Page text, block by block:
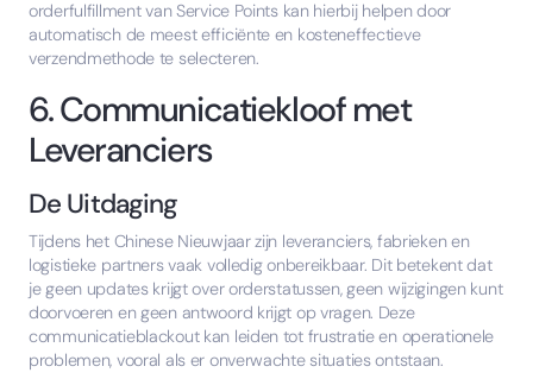
orderfulfillment van Service Points kan hierbij helpen door
automatisch de meest efficiënte en kosteneffectieve
verzendmethode te selecteren.
6. Communicatiekloof met
Leveranciers
De Uitdaging
Tijdens het Chinese Nieuwjaar zijn leveranciers, fabrieken en
logistieke partners vaak volledig onbereikbaar. Dit betekent dat
je geen updates krijgt over orderstatussen, geen wijzigingen kunt
doorvoeren en geen antwoord krijgt op vragen. Deze
communicatieblackout kan leiden tot frustratie en operationele
problemen, vooral als er onverwachte situaties ontstaan.